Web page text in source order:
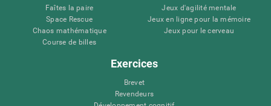
Faîtes la paire
Space Rescue
Chaos mathématique
Course de billes
Jeux d'agilité mentale
Jeux en ligne pour la mémoire
Jeux pour le cerveau
Exercices
Brevet
Revendeurs